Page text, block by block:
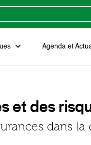
Agenda et
et des
dans